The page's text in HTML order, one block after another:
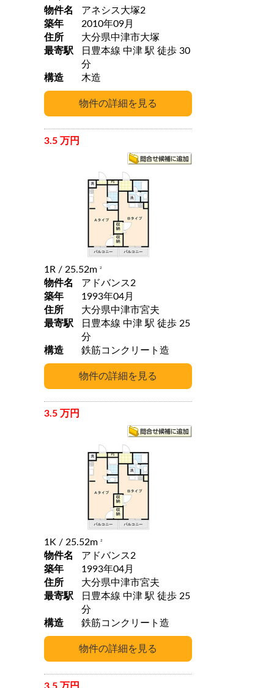
物件名
アネシス大塚2
築年
2010年09月
住所
大分県中津市大塚
最寄駅
日豊本線 中津 駅 徒歩 30
分
構造
木造
3.5 万円
1R / 25.52m 2
物件名
アドバンス2
築年
1993年04月
住所
大分県中津市宮夫
最寄駅
日豊本線 中津 駅 徒歩 25
分
構造
鉄筋コンクリート造
3.5 万円
1K / 25.52m 2
物件名
アドバンス2
築年
1993年04月
住所
大分県中津市宮夫
最寄駅
日豊本線 中津 駅 徒歩 25
分
構造
鉄筋コンクリート造
3.5 万円